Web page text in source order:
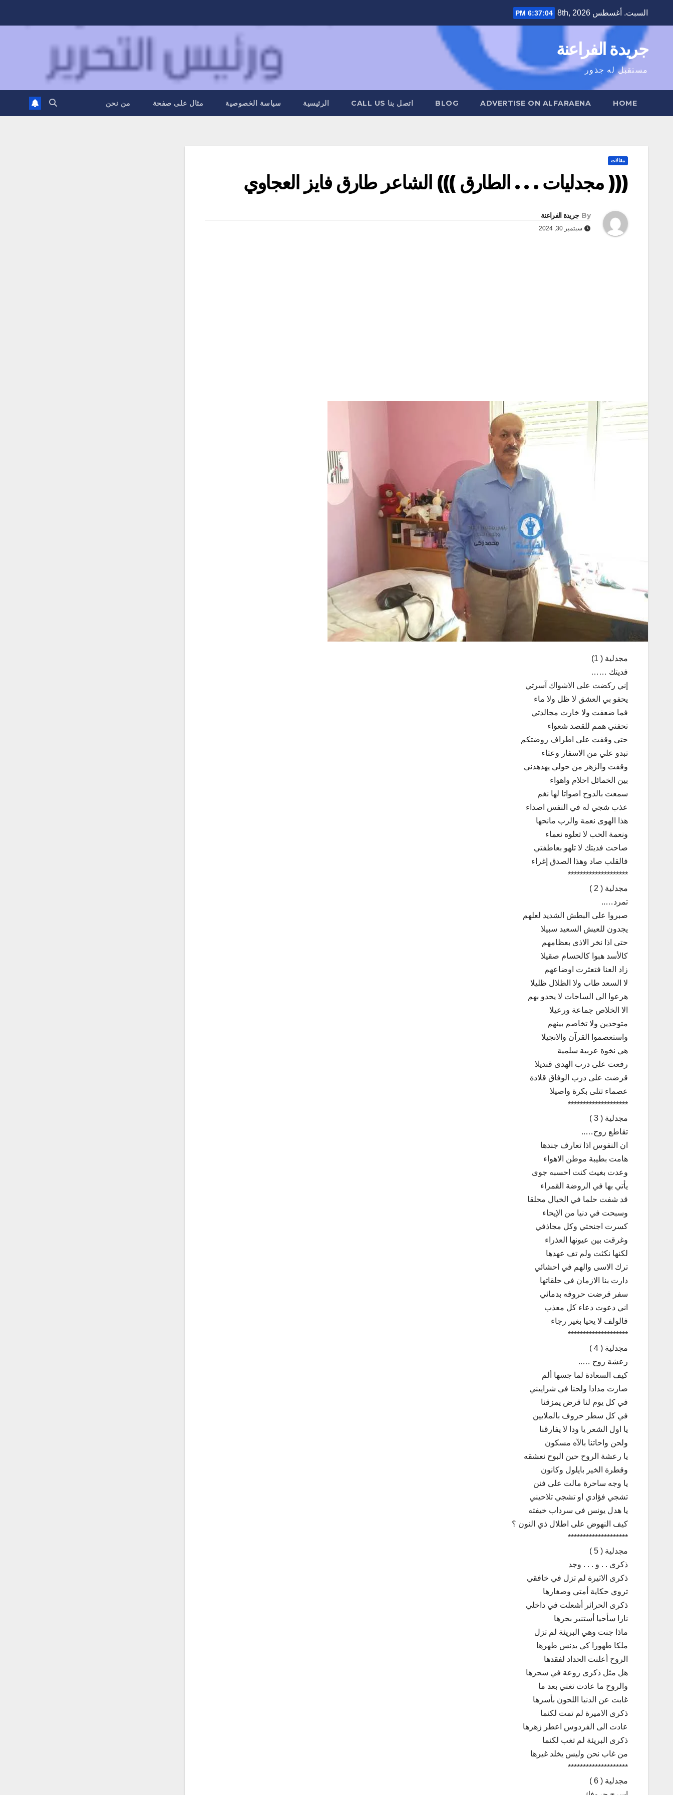
السبت. أغسطس 8th, 2026 6:37:05 PM
جريدة الفراعنة
مستقبل له جذور
HOME
ADVERTISE ON ALFARAENA
BLOG اتصل بنا CALL US الرئيسية سياسة الخصوصية مثال على صفحة من نحن
مقالات
((( مجدليات . . . الطارق ))) الشاعر طارق فايز العجاوي
By جريدة الفراعنة
سبتمبر 30, 2024
مجدلية ( 1)
فديتك ……
إني ركضت على الاشواك آسرتي
يحفو بي العشق لا ظل ولا ماء
فما ضعفت ولا خارت مجالدتي
تحفني همم للقصد شعواء
حتى وقفت على اطراف روضتكم
تبدو علي من الاسفار وعثاء
وقفت والزهر من حولي يهدهدني
بين الخمائل احلام واهواء
سمعت بالدوح اصواتا لها نغم
عذب شجي له في النفس اصداء
هذا الهوى نعمة والرب مانحها
ونعمة الحب لا تعلوه نعماء
صاحت فديتك لا تلهو بعاطفتي
فالقلب صاد وهذا الصدق إغراء
********************
مجدلية ( 2 )
تمرد…..
صبروا على البطش الشديد لعلهم
يجدون للعيش السعيد سبيلا
حتى اذا نخر الاذى بعظامهم
كالأسد هبوا كالحسام صقيلا
زاد العنا فتعثرت اوضاعهم
لا السعد طاب ولا الظلال ظليلا
هرعوا الى الساحات لا يحدو بهم
الا الخلاص جماعة ورعيلا
متوحدين ولا تخاصم بينهم
واستعصموا القرآن والانجيلا
هي نخوة عربية سلمية
رفعت على درب الهدى قنديلا
قرضت على درب الوفاق قلادة
عصماء تتلى بكرة واصيلا
********************
مجدلية ( 3 )
تقاطع روح…..
ان النفوس اذا تعارف جندها
هامت بطيبة موطن الاهواء
وعدت بغيث كنت احسبه جوى
يأتي بها في الروضة القمراء
قد شفت حلما في الخيال محلقا
وسبحت في دنيا من الإيحاء
كسرت اجنحتي وكل مجاذفي
وغرقت بين عيونها العذراء
لكنها نكثت ولم تف عهدها
ترك الاسى والهم في احشائي
دارت بنا الازمان في حلقاتها
سفر قرضت حروفه بدمائي
اني دعوت دعاء كل معذب
فالولف لا يحيا بغير رجاء
********************
مجدلية ( 4 )
رعشة روح …..
كيف السعادة لما جسها ألم
صارت مدادا ولحنا في شراييني
في كل يوم لنا قرض يمزقنا
في كل سطر حروف بالملايين
يا اول الشعر يا ودا لا يفارقنا
ولحن واحاتنا بالآه مسكون
يا رعشة الروح حين البوح نعشقه
وقطرة الخير بايلول وكانون
يا وجه ساحرة مالت على فنن
تشجي فؤادي او تشجي تلاحيني
يا هدل يونس في سرداب خيفته
كيف النهوض على اطلال ذي النون ؟
********************
مجدلية ( 5 )
ذكرى . . و . . . وجد
ذكرى الاثيرة لم تزل في خافقي
تروي حكاية أمتي وصغارها
ذكرى الحرائر أشعلت في داخلي
نارا سأحيا أستنير بحرها
ماذا جنت وهي البريئة لم تزل
ملكا طهورا كي يدنس طهرها
الروح أعلنت الحداد لفقدها
هل مثل ذكرى روعة في سحرها
والروح ما عادت تغني بعد ما
غابت عن الدنيا اللحون بأسرها
ذكرى الاميرة لم تمت لكنما
عادت الى الفردوس اعطر زهرها
ذكرى البريئة لم تغب لكنما
من غاب نحن وليس يخلد غيرها
********************
مجدلية ( 6 )